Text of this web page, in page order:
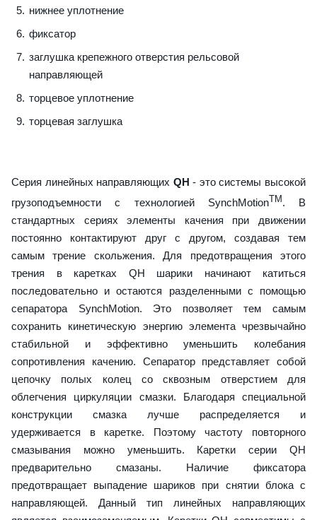
нижнее уплотнение
фиксатор
заглушка крепежного отверстия рельсовой
направляющей
торцевое уплотнение
торцевая заглушка
Серия линейных направляющих QH - это системы высокой
грузоподъемности с технологией SynchMotionTM . В
стандартных сериях элементы качения при движении
постоянно контактируют друг с другом, создавая тем
самым трение скольжения. Для предотвращения этого
трения в каретках QH шарики начинают катиться
последовательно и остаются разделенными с помощью
сепаратора SynchMotion. Это позволяет тем самым
сохранить кинетическую энергию элемента чрезвычайно
стабильной и эффективно уменьшить колебания
сопротивления качению. Сепаратор представляет собой
цепочку полых колец со сквозным отверстием для
облегчения циркуляции смазки. Благодаря специальной
конструкции смазка лучше распределяется и
удерживается в каретке. Поэтому частоту повторного
смазывания можно уменьшить. Каретки серии QH
предварительно смазаны. Наличие фиксатора
предотвращает выпадение шариков при снятии блока с
направляющей. Данный тип линейных направляющих